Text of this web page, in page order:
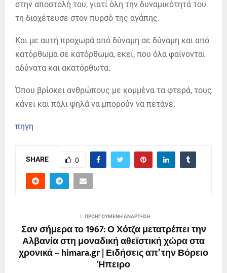
στην αποστολή του, γιατί όλη την δυναμικότητά του
τη διοχέτευσε στον πυρσό της αγάπης.
Και με αυτή προχωρά από δύναμη σε δύναμη και από
κατόρθωμα σε κατόρθωμα, εκεί, που όλα φαίνονται
αδύνατα και ακατόρθωτα.
Όπου βρίσκει ανθρώπους με κομμένα τα φτερά, τους
κάνει και πάλι ψηλά να μπορούν να πετάνε.
πηγη
SHARE 0
ΠΡΟΗΓΟΎΜΕΝΗ ΑΝΆΡΤΗΣΗ
Σαν σήμερα το 1967: Ο Χότζα μετατρέπει την
Αλβανία στη μοναδική αθεϊστική χώρα στα
χρονικά – himara.gr | Ειδήσεις απ’ την Βόρειο
Ήπειρο